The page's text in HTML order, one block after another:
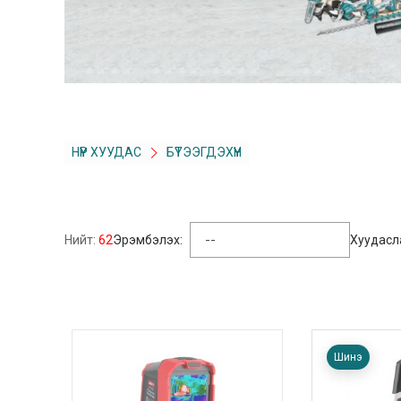
НҮҮР ХУУДАС БҮТЭЭГДЭХҮҮН
Нийт: 62Эрэмбэлэх:
Шинэ